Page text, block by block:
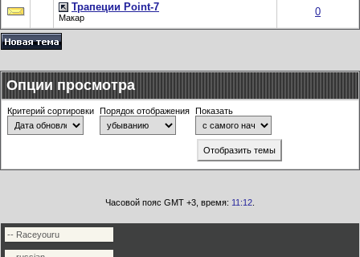
Трапеции Point-7
Макар 0
Опции просмотра
Критерий сортировки Порядок отображения Показать
Часовой пояс GMT +3, время: 11:12